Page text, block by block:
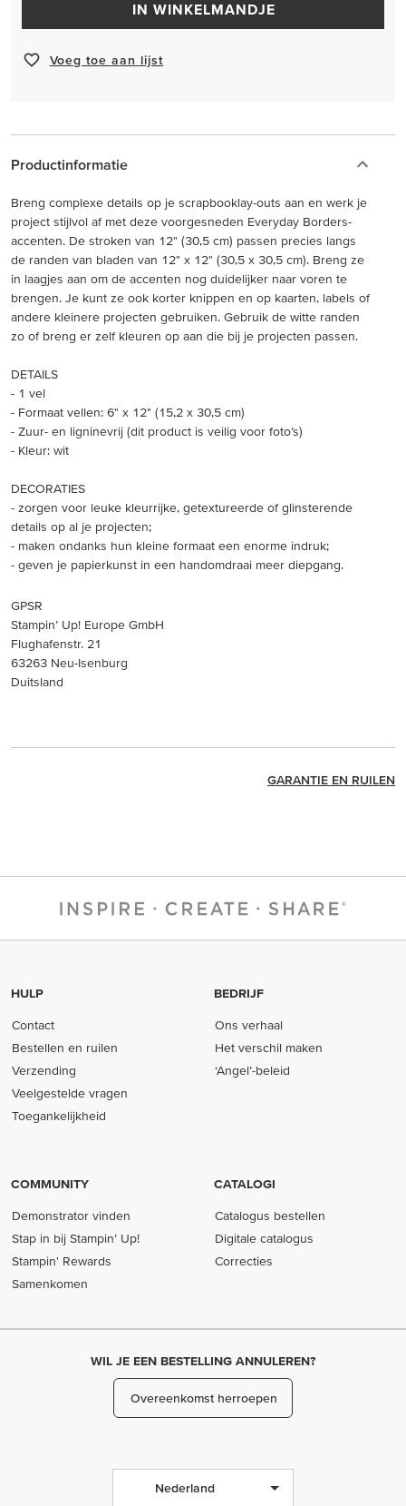
IN WINKELMANDJE
Voeg toe aan lijst
Productinformatie
Breng complexe details op je scrapbooklay-outs aan en werk je
project stijlvol af met deze voorgesneden Everyday Borders-
accenten. De stroken van 12" (30,5 cm) passen precies langs
de randen van bladen van 12" x 12" (30,5 x 30,5 cm). Breng ze
in laagjes aan om de accenten nog duidelijker naar voren te
brengen. Je kunt ze ook korter knippen en op kaarten, labels of
andere kleinere projecten gebruiken. Gebruik de witte randen
zo of breng er zelf kleuren op aan die bij je projecten passen.
DETAILS
- 1 vel
- Formaat vellen: 6" x 12" (15,2 x 30,5 cm)
- Zuur- en ligninevrij (dit product is veilig voor foto’s)
- Kleur: wit
DECORATIES
- zorgen voor leuke kleurrijke, getextureerde of glinsterende
details op al je projecten;
- maken ondanks hun kleine formaat een enorme indruk;
- geven je papierkunst in een handomdraai meer diepgang.
GPSR
Stampin’ Up! Europe GmbH
Flughafenstr. 21
63263 Neu-Isenburg
Duitsland
GARANTIE EN RUILEN
HULP
Contact
Bestellen en ruilen
Verzending
Veelgestelde vragen
Toegankelijkheid
BEDRIJF
Ons verhaal
Het verschil maken
‘Angel’-beleid
COMMUNITY
Demonstrator vinden
Stap in bij Stampin’ Up!
Stampin' Rewards
Samenkomen
CATALOGI
Catalogus bestellen
Digitale catalogus
Correcties
WIL JE EEN BESTELLING ANNULEREN?
Overeenkomst herroepen
Nederland